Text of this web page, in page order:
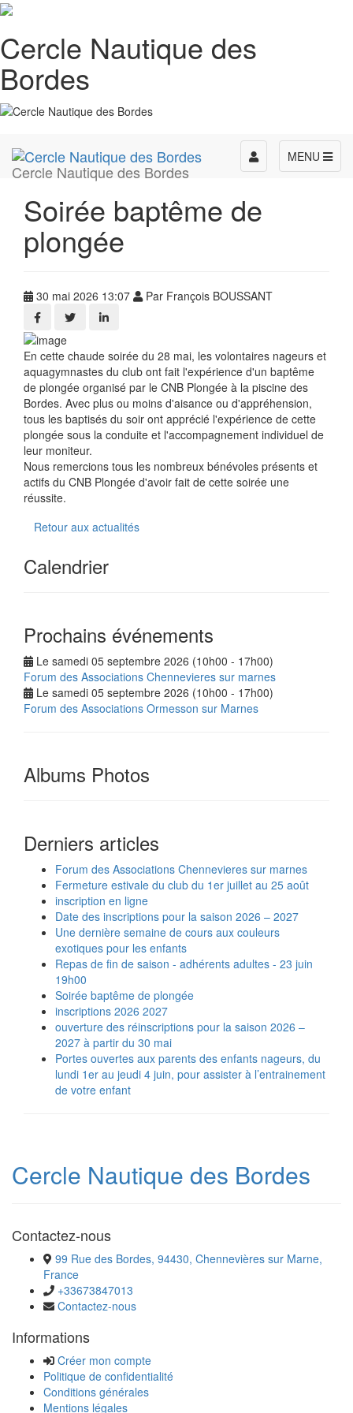
Cercle Nautique des
Bordes
Cercle Nautique des Bordes
MENU
Toggle
navigation
Soirée baptême de
plongée
30 mai 2026 13:07 Par François BOUSSANT
En cette chaude soirée du 28 mai, les volontaires nageurs et
aquagymnastes du club ont fait l'expérience d'un baptême
de plongée organisé par le CNB Plongée à la piscine des
Bordes. Avec plus ou moins d'aisance ou d'appréhension,
tous les baptisés du soir ont apprécié l'expérience de cette
plongée sous la conduite et l'accompagnement individuel de
leur moniteur.
Nous remercions tous les nombreux bénévoles présents et
actifs du CNB Plongée d'avoir fait de cette soirée une
réussite.
Retour aux actualités
Calendrier
Prochains événements
Le samedi 05 septembre 2026 (10h00 - 17h00)
Forum des Associations Chennevieres sur marnes
Le samedi 05 septembre 2026 (10h00 - 17h00)
Forum des Associations Ormesson sur Marnes
Albums Photos
Derniers articles
Forum des Associations Chennevieres sur marnes
Fermeture estivale du club du 1er juillet au 25 août
inscription en ligne
Date des inscriptions pour la saison 2026 – 2027
Une dernière semaine de cours aux couleurs
exotiques pour les enfants
Repas de fin de saison - adhérents adultes - 23 juin
19h00
Soirée baptême de plongée
inscriptions 2026 2027
ouverture des réinscriptions pour la saison 2026 –
2027 à partir du 30 mai
Portes ouvertes aux parents des enfants nageurs, du
lundi 1er au jeudi 4 juin, pour assister à l’entrainement
de votre enfant
Cercle Nautique des Bordes
Contactez-nous
99 Rue des Bordes, 94430, Chennevières sur Marne,
France
+33673847013
Contactez-nous
Informations
Créer mon compte
Politique de confidentialité
Conditions générales
Mentions légales